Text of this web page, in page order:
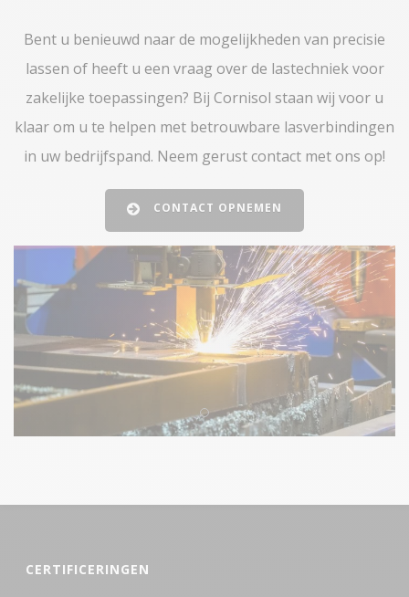
Bent u benieuwd naar de mogelijkheden van precisie
lassen of heeft u een vraag over de lastechniek voor
zakelijke toepassingen? Bij Cornisol staan wij voor u
klaar om u te helpen met betrouwbare lasverbindingen
in uw bedrijfspand. Neem gerust contact met ons op!
CONTACT OPNEMEN
CERTIFICERINGEN